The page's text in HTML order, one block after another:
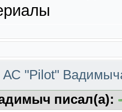
АС "Pilot"
писал(а):